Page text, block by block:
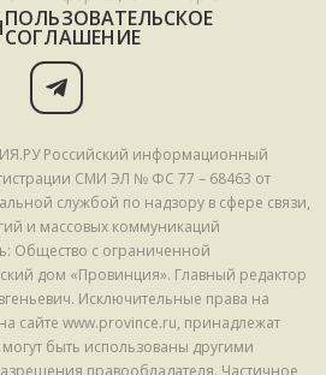
ПОЛЬЗОВАТЕЛЬСКОЕ
СОГЛАШЕНИЕ
Российский информационный
СМИ ЭЛ № ФС 77 – 68463 от
службой по надзору в сфере связи,
и массовых коммуникаций
Общество с ограниченной
дом «Провинция». Главный редактор
Исключительные права на
сайте www.province.ru, принадлежат
быть использованы другими
правообладателя. Частичное